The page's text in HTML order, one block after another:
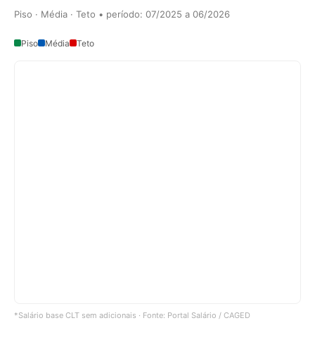
Piso · Média · Teto • período: 07/2025 a 06/2026
Piso Média Teto
*Salário base CLT sem adicionais · Fonte: Portal Salário / CAGED